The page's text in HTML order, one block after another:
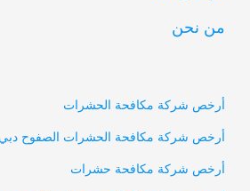
من نحن
أرخص شركة مكافحة الحشرات
أرخص شركة مكافحة الحشرات الصفوح دبي
أرخص شركة مكافحة حشرات